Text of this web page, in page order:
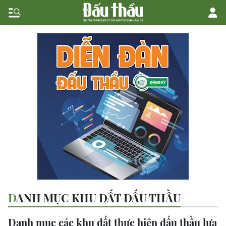
DANH MỤC KHU ĐẤT ĐẤU THẦU
Danh mục các khu đất thực hiện đấu thầu lựa